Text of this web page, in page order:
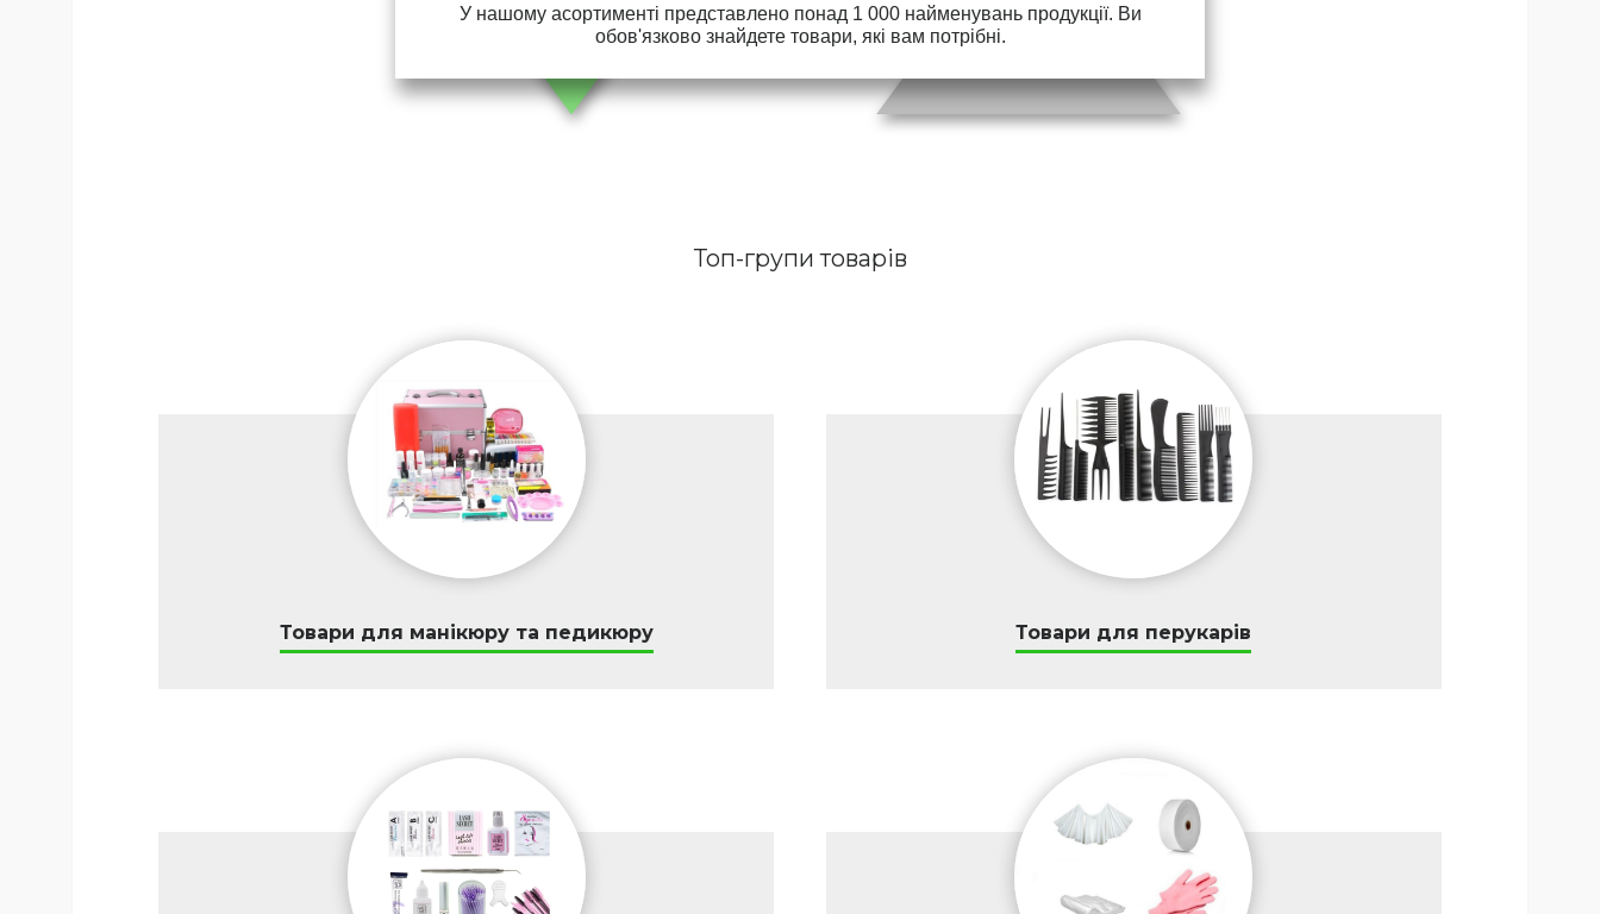
У нашому асортименті представлено понад 1 000 найменувань продукції. Ви
обов'язково знайдете товари, які вам потрібні.
Топ-групи товарів
Товари для манікюру та педикюру Товари для перукарів